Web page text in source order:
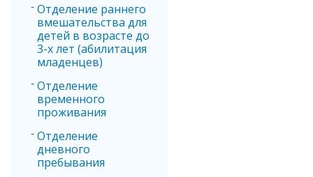
Отделение раннего
вмешательства для
детей в возрасте до
3-х лет (абилитация
младенцев)
Отделение
временного
проживания
Отделение
дневного
пребывания